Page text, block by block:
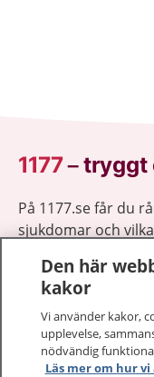
1177–tryggt
På 1177.se får du
sjukdomar och
vårdärenden. Ring
1177 ger dig råd
Den här
kakor
Vi använder kakor,
upplevelse,
nödvändig
Läs mer om hur